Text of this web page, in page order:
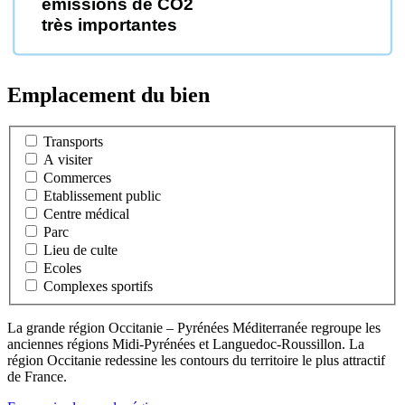
émissions de CO2
très importantes
Emplacement du bien
Transports
A visiter
Commerces
Etablissement public
Centre médical
Parc
Lieu de culte
Ecoles
Complexes sportifs
La grande région Occitanie – Pyrénées Méditerranée regroupe les
anciennes régions Midi-Pyrénées et Languedoc-Roussillon. La
région Occitanie redessine les contours du territoire le plus attractif
de France.